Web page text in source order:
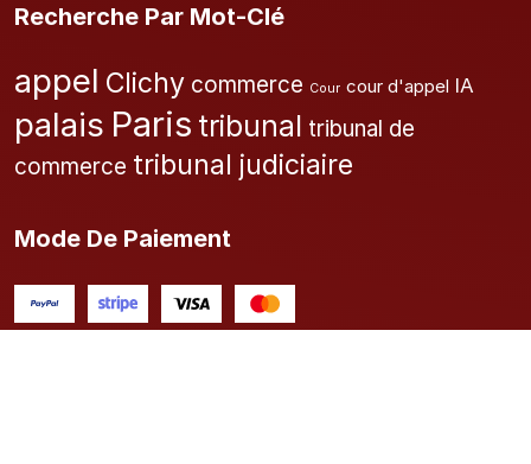
Recherche Par Mot-Clé
appel Clichy commerce Cour cour d'appel IA
palais Paris tribunal tribunal de
commerce tribunal judiciaire
Mode De Paiement